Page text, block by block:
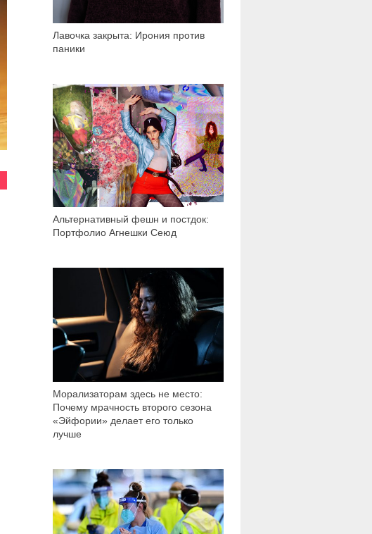
Лавочка закрыта: Ирония против
паники
Альтернативный фешн и постдок:
Портфолио Агнешки Сеюд
1 297
Морализаторам здесь не место:
Почему мрачность второго сезона
«Эйфории» делает его только
лучше
6 594
31 932